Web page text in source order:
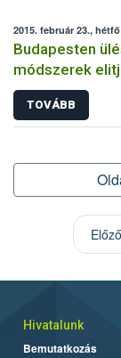
2015. február 23., hétfő
Budapesten
módszerek
TOVÁBB
Előző
Hivatalunk
Bemutatkozás